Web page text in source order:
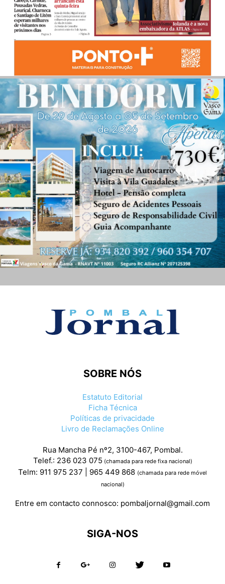
SOBRE NÓS
Estatuto Editorial
Ficha Técnica
Políticas de privacidade
Livro de Reclamações Online
Rua Mancha Pé nº2, 3100-467, Pombal.
Telef.: 236 023 075 (chamada para rede fixa nacional)
Telm: 911 975 237 | 965 449 868 (chamada para rede móvel
nacional)
Entre em contacto connosco: pombaljornal@gmail.com
SIGA-NOS